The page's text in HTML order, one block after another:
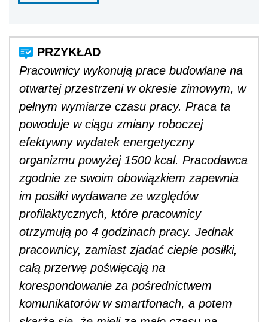
Pracownicy wykonują prace budowlane na
otwartej przestrzeni w okresie zimowym, w
pełnym wymiarze czasu pracy. Praca ta
powoduje w ciągu zmiany roboczej
efektywny wydatek energetyczny
organizmu powyżej 1500 kcal. Pracodawca
zgodnie ze swoim obowiązkiem zapewnia
im posiłki wydawane ze względów
profilaktycznych, które pracownicy
otrzymują po 4 godzinach pracy. Jednak
pracownicy, zamiast zjadać ciepłe posiłki,
całą przerwę poświęcają na
korespondowanie za pośrednictwem
komunikatorów w smartfonach, a potem